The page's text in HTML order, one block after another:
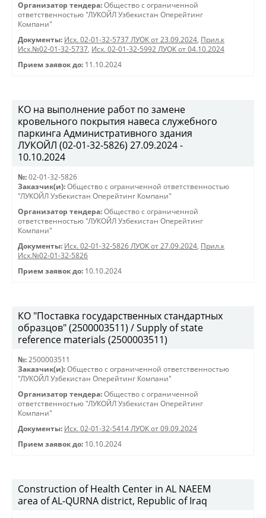
Организатор тендера: Общество с ограниченной
ответственностью "ЛУКОЙЛ Узбекистан Оперейтинг
Компани"
Документы: Исх. 02-01-32-5737 ЛУОК от 23.09.2024, Прил.к
Исх.№02-01-32-5737, Исх. 02-01-32-5992 ЛУОК от 04.10.2024
Прием заявок до: 11.10.2024
КО на выполнение работ по замене
кровельного покрытия навеса служебного
паркинга Административного здания
ЛУКОЙЛ (02-01-32-5826) 27.09.2024 -
10.10.2024
№: 02-01-32-5826
Заказчик(и): Общество с ограниченной ответственностью
"ЛУКОЙЛ Узбекистан Оперейтинг Компани"
Организатор тендера: Общество с ограниченной
ответственностью "ЛУКОЙЛ Узбекистан Оперейтинг
Компани"
Документы: Исх. 02-01-32-5826 ЛУОК от 27.09.2024, Прил.к
Исх.№02-01-32-5826
Прием заявок до: 10.10.2024
КО "Поставка государственных стандартных
образцов" (2500003511) / Supply of state
reference materials (2500003511)
№: 2500003511
Заказчик(и): Общество с ограниченной ответственностью
"ЛУКОЙЛ Узбекистан Оперейтинг Компани"
Организатор тендера: Общество с ограниченной
ответственностью "ЛУКОЙЛ Узбекистан Оперейтинг
Компани"
Документы: Исх. 02-01-32-5414 ЛУОК от 09.09.2024
Прием заявок до: 10.10.2024
Construction of Health Center in AL NAEEM
area of AL-QURNA district, Republic of Iraq